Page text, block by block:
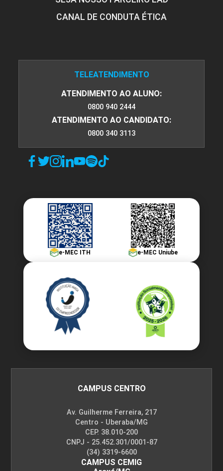
CANAL DE CONDUTA ÉTICA
TELEATENDIMENTO
ATENDIMENTO AO ALUNO:
0800 940 2444
ATENDIMENTO AO CANDIDATO:
0800 340 3113
e-MEC ITH e-MEC Uniube
CAMPUS CENTRO
Av. Guilherme Ferreira, 217
Centro - Uberaba/MG
CEP. 38.010-200
CNPJ - 25.452.301/0001-87
(34) 3319-6600
CAMPUS CEMIG